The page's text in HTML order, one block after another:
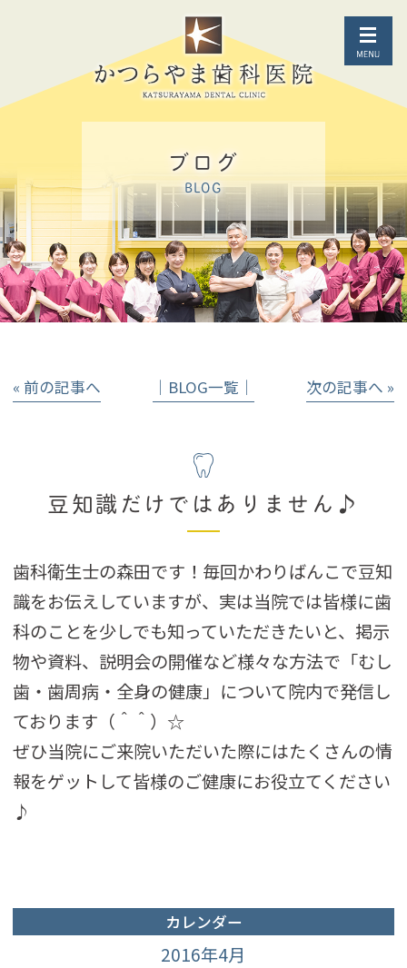
ブログ
BLOG
« 前の記事へ │BLOG一覧│ 次の記事へ »
豆知識だけではありません♪
歯科衛生士の森田です！毎回かわりばんこで豆知
識をお伝えしていますが、実は当院では皆様に歯
科のことを少しでも知っていただきたいと、掲示
物や資料、説明会の開催など様々な方法で「むし
歯・歯周病・全身の健康」について院内で発信し
ております（＾＾）☆
ぜひ当院にご来院いただいた際にはたくさんの情
報をゲットして皆様のご健康にお役立てください
♪
カレンダー
2016年4月